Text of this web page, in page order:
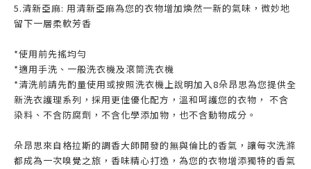
5.清新亞麻: 用清新亞麻為您的衣物增加煥然一新的氣味，微妙地
留下一層柔軟芳香
*使用前先搖均勻
*適用手洗、一般洗衣機及滾筒洗衣機
*清洗前請先酌量使用或按照洗衣機上說明加入8朵昂思為您提供全
新洗衣護理系列，採用更佳優化配方，溫和呵護您的衣物， 不含
染料、不含防腐劑，不含化學添加物，也不含動物成分。
朵昂思來自格拉斯的調香大師開發的無與倫比的香氣，讓每次洗滌
都成為一次嗅覺之旅，香味精心打造，為您的衣物增添獨特的香氣